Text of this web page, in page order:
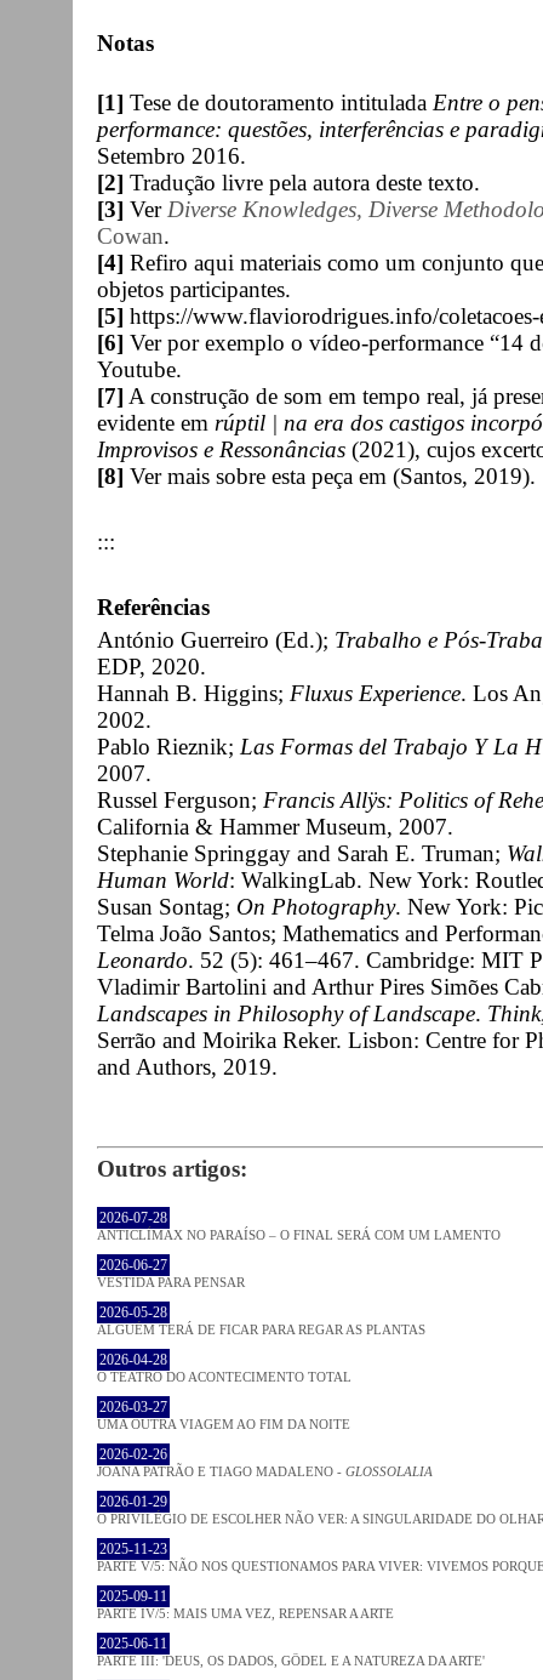
Notas
[1] Tese de doutoramento intitulada Entre o
performance: questões, interferências e
Setembro 2016.
[2] Tradução livre pela autora deste texto.
[3] Ver Diverse Knowledges, Diverse
Cowan.
[4] Refiro aqui materiais como um conjunto
objetos participantes.
[5] https://www.flaviorodrigues.info/coletacoes-
[6] Ver por exemplo o vídeo-performance “14
Youtube.
[7] A construção de som em tempo real, já
evidente em rúptil | na era dos castigos
Improvisos e Ressonâncias (2021), cujos
[8] Ver mais sobre esta peça em (Santos, 2019).
:::
Referências
António Guerreiro (Ed.); Trabalho e Pós-
EDP, 2020.
Hannah B. Higgins; Fluxus Experience. Los
2002.
Pablo Rieznik; Las Formas del Trabajo Y La
2007.
Russel Ferguson; Francis Allÿs: Politics of
California & Hammer Museum, 2007.
Stephanie Springgay and Sarah E. Truman;
Human World: WalkingLab. New York:
Susan Sontag; On Photography. New York:
Telma João Santos; Mathematics and
Leonardo. 52 (5): 461–467. Cambridge: MIT
Vladimir Bartolini and Arthur Pires Simões
Landscapes in Philosophy of Landscape.
Serrão and Moirika Reker. Lisbon: Centre for
and Authors, 2019.
Outros artigos:
2026-07-28
ANTICLÍMAX NO PARAÍSO – O FINAL SERÁ COM UM LAMENTO
2026-06-27
VESTIDA PARA PENSAR
2026-05-28
ALGUÉM TERÁ DE FICAR PARA REGAR AS PLANTAS
2026-04-28
O TEATRO DO ACONTECIMENTO TOTAL
2026-03-27
UMA OUTRA VIAGEM AO FIM DA NOITE
2026-02-26
JOANA PATRÃO E TIAGO MADALENO - GLOSSOLALIA
2026-01-29
O PRIVILÉGIO DE ESCOLHER NÃO VER: A SINGULARIDADE DO
2025-11-23
PARTE V/5: NÃO NOS QUESTIONAMOS PARA VIVER: VIVEMOS
2025-09-11
PARTE IV/5: MAIS UMA VEZ, REPENSAR A ARTE
2025-06-11
PARTE III: 'DEUS, OS DADOS, GÖDEL E A NATUREZA DA ARTE'